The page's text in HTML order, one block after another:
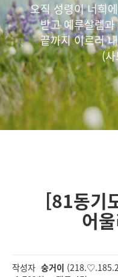
오직 성령이 너희
받고 예루살렘
끝까지 이르러
(
[81동기
어
작성자 숭거이